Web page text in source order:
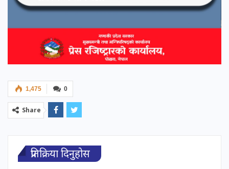
0
1,475
Share
प्रतिक्रिया दिनुहोस